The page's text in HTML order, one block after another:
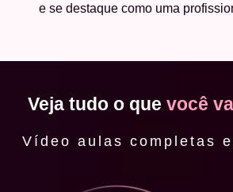
e se destaque como uma
Veja tudo o que você
Vídeo aulas completas